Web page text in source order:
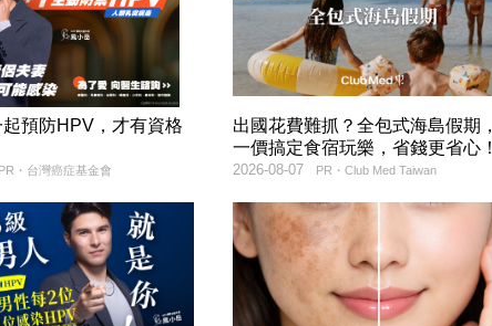
預防HPV，才有資格
PR・台灣癌症基金會
出國花費難抓？全包式海島假期，
一價搞定食宿玩樂，省錢更省心！
PR・Club Med Taiwan
2026-08-07